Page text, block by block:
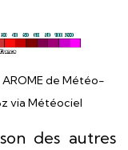
de Météo-
via Météociel
des autres